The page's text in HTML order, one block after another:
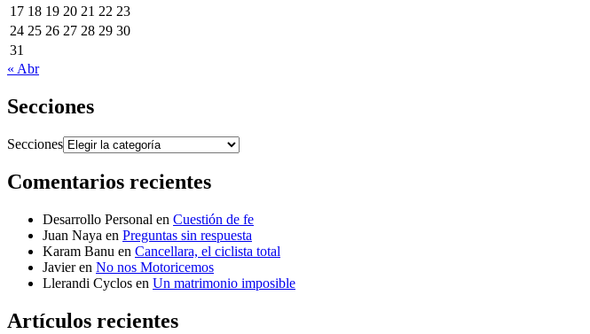
17 18 19 20 21 22 23
24 25 26 27 28 29 30
31
« Abr
Secciones
Secciones
Comentarios recientes
Desarrollo Personal en Cuestión de fe
Juan Naya en Preguntas sin respuesta
Karam Banu en Cancellara, el ciclista total
Javieren No nos Motoricemos
Llerandi Cyclos en Un matrimonio imposible
Artículos recientes